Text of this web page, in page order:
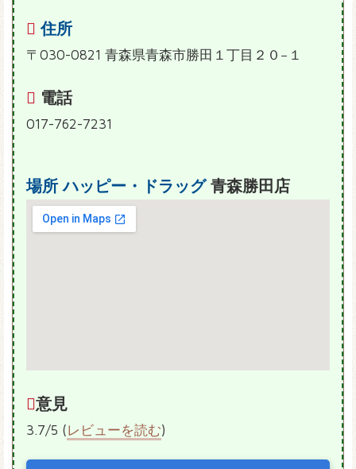
住所
〒030-0821 青森県青森市勝田１丁目２０−１
電話
017-762-7231
場所 ハッピー・ドラッグ青森勝田店
意見
3.7/5 (レビューを読む)